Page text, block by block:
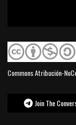
Commons Atribución-
Join The